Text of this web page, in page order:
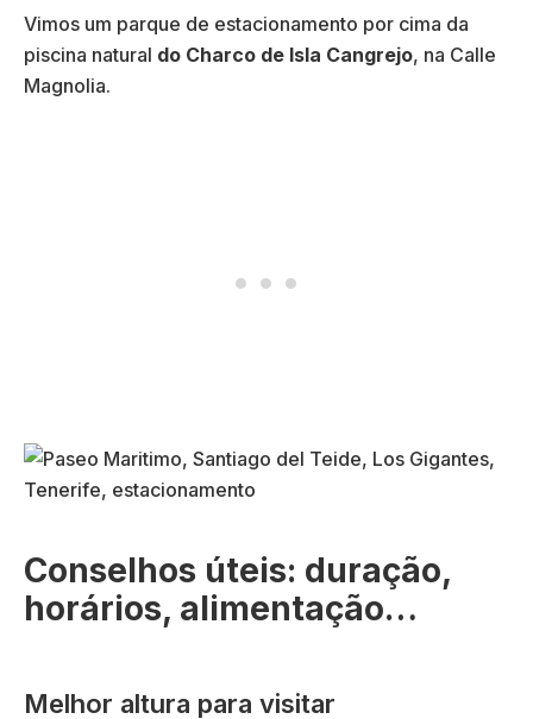
Vimos um parque de estacionamento por cima da
piscina natural do Charco de Isla Cangrejo, na Calle
Magnolia.
Conselhos úteis: duração,
horários, alimentação…
Melhor altura para visitar